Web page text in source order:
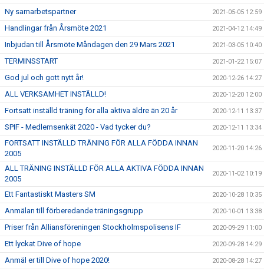
Ny samarbetspartner 2021-05-05 12:59
Handlingar från Årsmöte 2021 2021-04-12 14:49
Inbjudan till Årsmöte Måndagen den 29 Mars 2021 2021-03-05 10:40
TERMINSSTART 2021-01-22 15:07
God jul och gott nytt år! 2020-12-26 14:27
ALL VERKSAMHET INSTÄLLD! 2020-12-20 12:00
Fortsatt inställd träning för alla aktiva äldre än 20 år 2020-12-11 13:37
SPIF - Medlemsenkät 2020 - Vad tycker du? 2020-12-11 13:34
FORTSATT INSTÄLLD TRÄNING FÖR ALLA FÖDDA INNAN
2005
2020-11-20 14:26
ALL TRÄNING INSTÄLLD FÖR ALLA AKTIVA FÖDDA INNAN
2005
2020-11-02 10:19
Ett Fantastiskt Masters SM 2020-10-28 10:35
Anmälan till förberedande träningsgrupp 2020-10-01 13:38
Priser från Alliansföreningen Stockholmspolisens IF 2020-09-29 11:00
Ett lyckat Dive of hope 2020-09-28 14:29
Anmäl er till Dive of hope 2020! 2020-08-28 14:27